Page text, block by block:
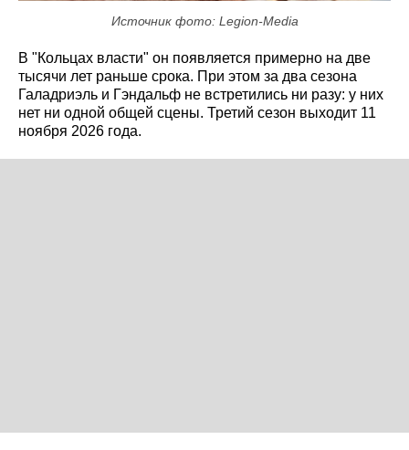
Источник фото: Legion-Media
В "Кольцах власти" он появляется примерно на две
тысячи лет раньше срока. При этом за два сезона
Галадриэль и Гэндальф не встретились ни разу: у них
нет ни одной общей сцены. Третий сезон выходит 11
ноября 2026 года.